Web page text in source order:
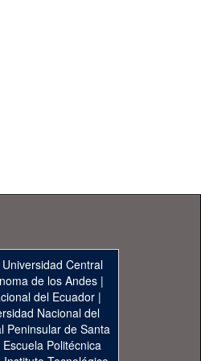
Universidad Central
de los Andes|
del Ecuador|
Nacional del
Peninsular de Santa
Escuela Politécnica